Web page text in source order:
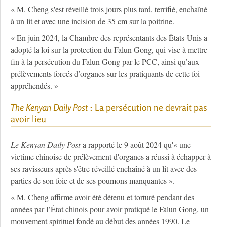
« M. Cheng s'est réveillé trois jours plus tard, terrifié, enchaîné
à un lit et avec une incision de 35 cm sur la poitrine.
« En juin 2024, la Chambre des représentants des États-Unis a
adopté la loi sur la protection du Falun Gong, qui vise à mettre
fin à la persécution du Falun Gong par le PCC, ainsi qu’aux
prélèvements forcés d’organes sur les pratiquants de cette foi
appréhendés. »
The Kenyan Daily Post: La persécution ne devrait pas
avoir lieu
Le Kenyan Daily Posta rapporté le 9 août 2024 qu'« une
victime chinoise de prélèvement d'organes a réussi à échapper à
ses ravisseurs après s'être réveillé enchaîné à un lit avec des
parties de son foie et de ses poumons manquantes ».
« M. Cheng affirme avoir été détenu et torturé pendant des
années par l’État chinois pour avoir pratiqué le Falun Gong, un
mouvement spirituel fondé au début des années 1990. Le